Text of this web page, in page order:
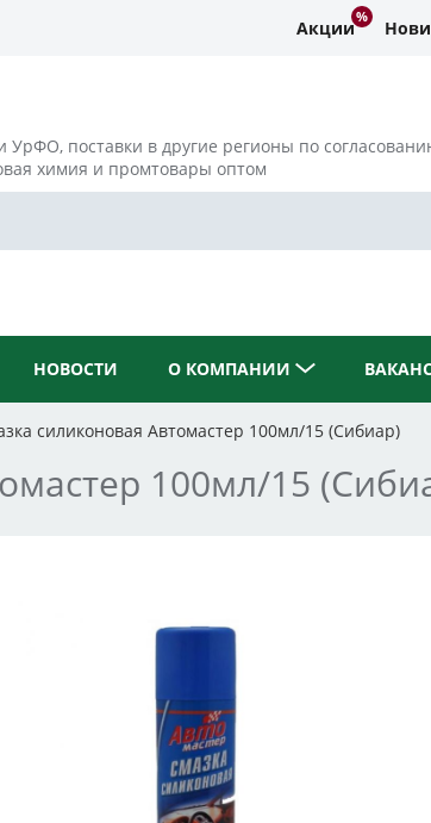
Акции
УрФО, поставки в другие регионы по
химия и промтовары оптом
НОВОСТИ О КОМПАНИИ
силиконовая Автомастер 100мл/15 (Сибиар)
100мл/15